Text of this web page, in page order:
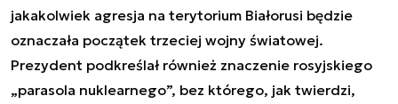
jakakolwiek agresja na terytorium Białorusi będzie
oznaczała początek trzeciej wojny światowej.
Prezydent podkreślał również znaczenie rosyjskiego
„parasola nuklearnego”, bez którego, jak twierdzi,